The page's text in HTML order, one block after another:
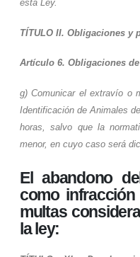
esta Ley.
TÍTULO II. Obligaciones y
Artículo 6. Obligaciones
g) Comunicar el extravío o
Identificación de Animales
horas, salvo que la
menor, en cuyo caso será
El abandono
como
multas
la ley: